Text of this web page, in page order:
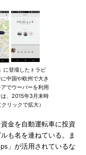
に登壇したトラビ
中国や欧州で大き
でウーバーを利用
は、2015年3月末時
リックで拡大）
金を自動運転車に投資
も名を連ねている。ま
」が活用されているな